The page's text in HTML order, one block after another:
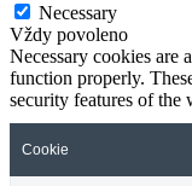
Necessary
Vždy povoleno
Necessary cookies are
function properly.
security features of the
Cookie